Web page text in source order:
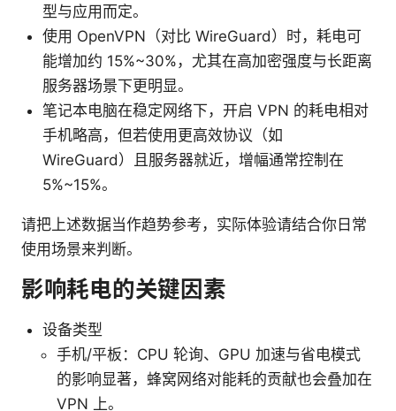
型与应用而定。
使用 OpenVPN（对比 WireGuard）时，耗电可
能增加约 15%~30%，尤其在高加密强度与长距离
服务器场景下更明显。
笔记本电脑在稳定网络下，开启 VPN 的耗电相对
手机略高，但若使用更高效协议（如
WireGuard）且服务器就近，增幅通常控制在
5%~15%。
请把上述数据当作趋势参考，实际体验请结合你日常
使用场景来判断。
影响耗电的关键因素
设备类型
手机/平板：CPU 轮询、GPU 加速与省电模式
的影响显著，蜂窝网络对能耗的贡献也会叠加在
VPN 上。